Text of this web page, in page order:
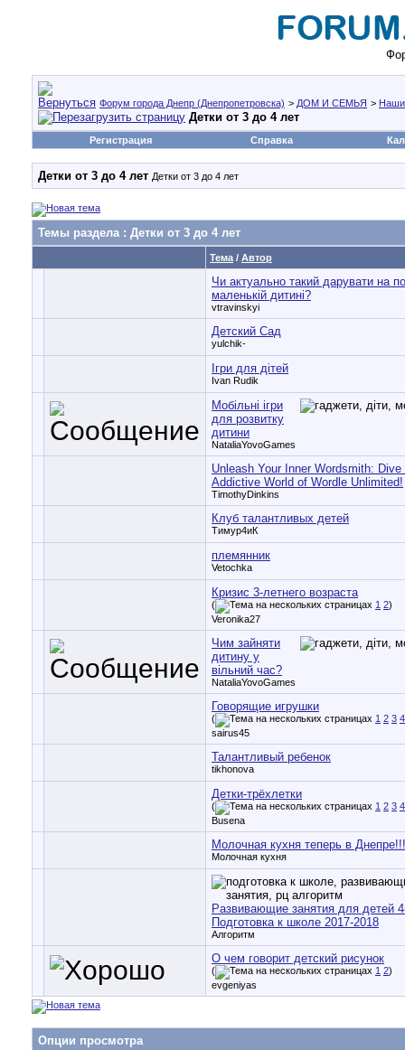
Форум города Днепр (Днепропетровска) > ДОМ И СЕМЬЯ > Наши
Детки от 3 до 4 лет
Регистрация Справка
Детки от 3 до 4 лет Детки от 3 до 4 лет
Темы раздела: Детки от 3 до 4 лет
Тема / Автор
Чи актуально такий дарувати на
маленькій дитині?
vtravinskyi
Детский Сад
yulchik-
Ігри для дітей
Ivan Rudik
Мобільні ігри
для розвитку
дитини
NataliaYovoGames
Unleash Your Inner Wordsmith:
Addictive World of Wordle Unlimited!
TimothyDinkins
Клуб талантливых детей
Тимур4иК
племянник
Vetochka
Кризис 3-летнего возраста
( 1 2)
Veronika27
Чим зайняти
дитину у
вільний час?
NataliaYovoGames
Говорящие игрушки
( 1 2 3 4
sairus45
Талантливый ребенок
tikhonova
Детки-трёхлетки
( 1 2 3 4
Busena
Молочная кухня теперь в Днепре!!!
Молочная кухня
Развивающие занятия для детей
Подготовка к школе 2017-2018
Алгоритм
О чем говорит детский рисунок
( 1 2)
evgeniyas
Опции просмотра